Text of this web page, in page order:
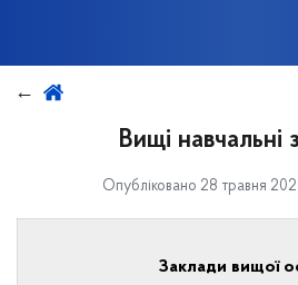
Вищі навчальні
Опубліковано 28 травня
Заклади вищої